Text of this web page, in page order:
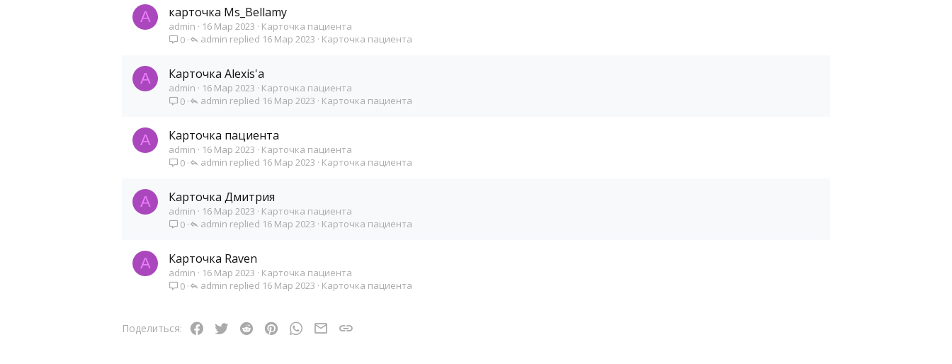
A карточка Ms_Bellamy
admin 16 Мар 2023
Карточка пациента
0
Карточка пациента
16 Мар 2023
admin
A Карточка Alexis'a
admin 16 Мар 2023
Карточка пациента
0
Карточка пациента
16 Мар 2023
admin
A Карточка пациента
admin 16 Мар 2023
Карточка пациента
0
Карточка пациента
16 Мар 2023
admin
A Карточка Дмитрия
admin 16 Мар 2023
Карточка пациента
0
Карточка пациента
16 Мар 2023
admin
A Карточка Raven
admin 16 Мар 2023
Карточка пациента
0
Карточка пациента
16 Мар 2023
admin
Поделиться: Facebook
Twitter Reddit PinterestWhatsAppЭлектронная почта
Ссылка